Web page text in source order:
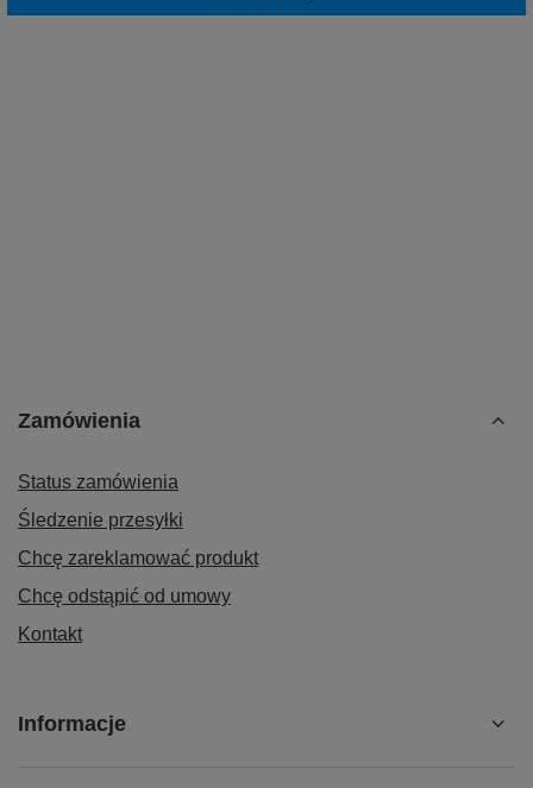
Zamówienia
Status zamówienia
Śledzenie przesyłki
Chcę zareklamować produkt
Chcę odstąpić od umowy
Kontakt
Informacje